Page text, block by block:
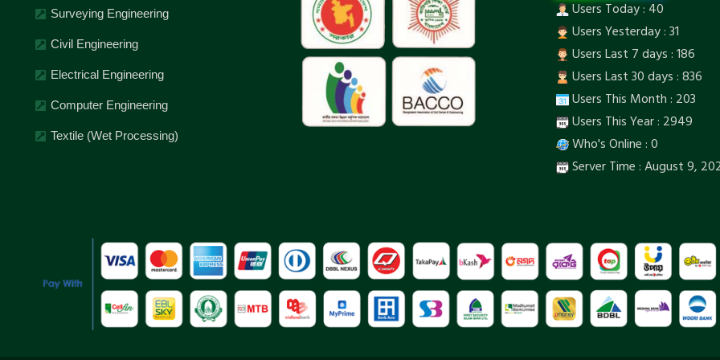
Surveying Engineering
Civil Engineering
Electrical Engineering
Computer Engineering
Textile (Wet Processing)
Users Today : 40
Users Yesterday : 31
Users Last 7 days : 186
Users Last 30 days : 836
Users This Month : 203
Users This Year : 2949
Who's Online : 0
Server Time : August 9,